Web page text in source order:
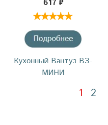
617 ₽
Кухонный Вантуз ВЗ-
МИНИ
1 2